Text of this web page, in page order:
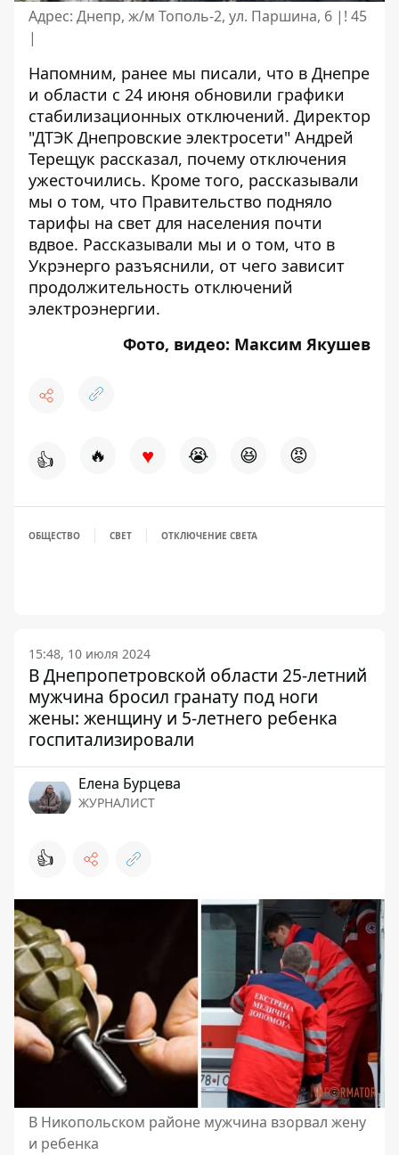
Адрес: Днепр, ж/м Тополь-2, ул. Паршина, 6 |! 45
|
Напомним, ранее мы писали, что в Днепре
и области с 24 июня обновили графики
стабилизационных отключений. Директор
"ДТЭК Днепровские электросети" Андрей
Терещук рассказал, почему отключения
ужесточились. Кроме того, рассказывали
мы о том, что Правительство подняло
тарифы на свет для населения почти
вдвое. Рассказывали мы и о том, что в
Укрэнерго разъяснили, от чего зависит
продолжительность отключений
электроэнергии.
Фото, видео: Максим Якушев
👍 🔥 ♥ 😭 😆 😡
ОБЩЕСТВО СВЕТ ОТКЛЮЧЕНИЕ СВЕТА
15:48, 10 июля 2024
В Днепропетровской области 25-летний
мужчина бросил гранату под ноги
жены: женщину и 5-летнего ребенка
госпитализировали
Елена Бурцева
ЖУРНАЛИСТ
👍
В Никопольском районе мужчина взорвал жену
и ребенка